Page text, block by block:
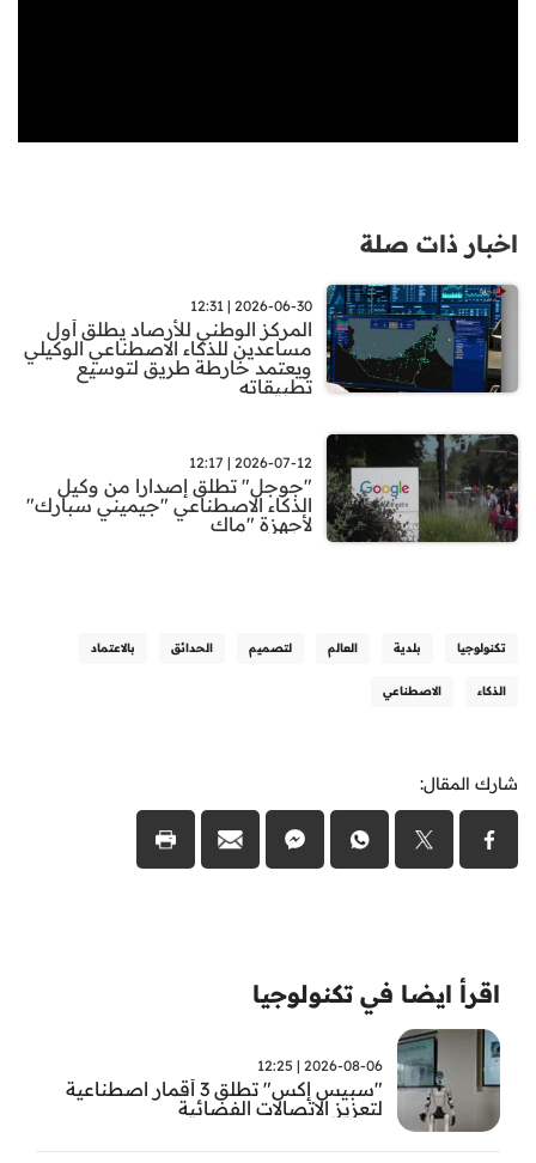
اخبار ذات صلة
2026-06-30 | 12:31
المركز الوطني للأرصاد يطلق أول
مساعدين للذكاء الاصطناعي الوكيلي
ويعتمد خارطة طريق لتوسيع
تطبيقاته
2026-07-12 | 12:17
"جوجل" تطلق إصدارا من وكيل
الذكاء الاصطناعي "جيميني سبارك"
لأجهزة "ماك
تكنولوجيا بلدية العالم لتصميم الحدائق بالاعتماد
الذكاء الاصطناعي
شارك المقال:
اقرأ ايضا في تكنولوجيا
2026-08-06 | 12:25
"سبيس إكس" تطلق 3 أقمار اصطناعية
لتعزيز الاتصالات الفضائية